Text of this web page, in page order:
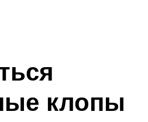
клопы